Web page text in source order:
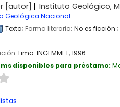
[autor] Instituto Geológico,
Geológica Nacional
Texto; Forma literaria: No es ficción
Lima: INGEMMET,1996
disponibles para préstamo: